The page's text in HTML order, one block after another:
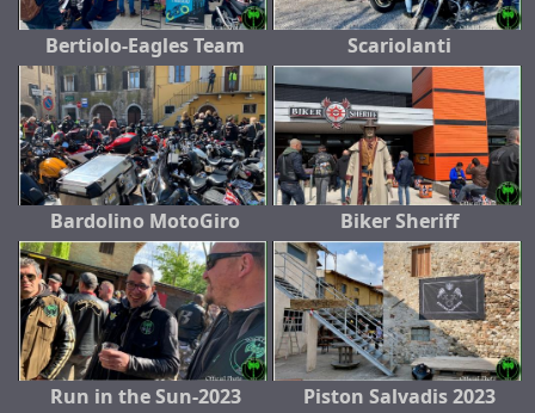
Bertiolo-Eagles Team Scariolanti
Bardolino MotoGiro Biker Sheriff
Run in the Sun-2023 Piston Salvadis 2023